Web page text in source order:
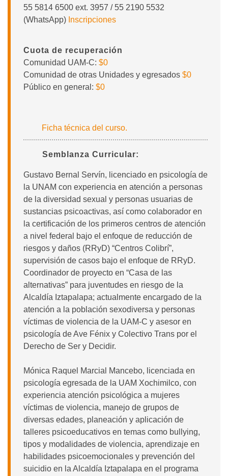
55 5814 6500 ext. 3957 / 55 2190 5532
(WhatsApp) Inscripciones
Cuota de recuperación
Comunidad UAM-C: $0
Comunidad de otras Unidades y egresados $0
Público en general: $0
Ficha técnica del curso.
Semblanza Curricular:
Gustavo Bernal Servín, licenciado en psicología de
la UNAM con experiencia en atención a personas
de la diversidad sexual y personas usuarias de
sustancias psicoactivas, así como colaborador en
la certificación de los primeros centros de atención
a nivel federal bajo el enfoque de reducción de
riesgos y daños (RRyD) “Centros Colibrí”,
supervisión de casos bajo el enfoque de RRyD.
Coordinador de proyecto en “Casa de las
alternativas” para juventudes en riesgo de la
Alcaldía Iztapalapa; actualmente encargado de la
atención a la población sexodiversa y personas
víctimas de violencia de la UAM-C y asesor en
psicología de Ave Fénix y Colectivo Trans por el
Derecho de Ser y Decidir.
Mónica Raquel Marcial Mancebo, licenciada en
psicología egresada de la UAM Xochimilco, con
experiencia atención psicológica a mujeres
víctimas de violencia, manejo de grupos de
diversas edades, planeación y aplicación de
talleres psicoeducativos en temas como bullying,
tipos y modalidades de violencia, aprendizaje en
habilidades psicoemocionales y prevención del
suicidio en la Alcaldía Iztapalapa en el programa